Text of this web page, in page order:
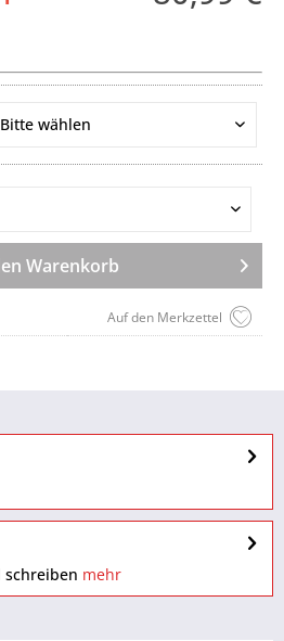
Warenkorb
Auf den Merkzettel
schreiben mehr